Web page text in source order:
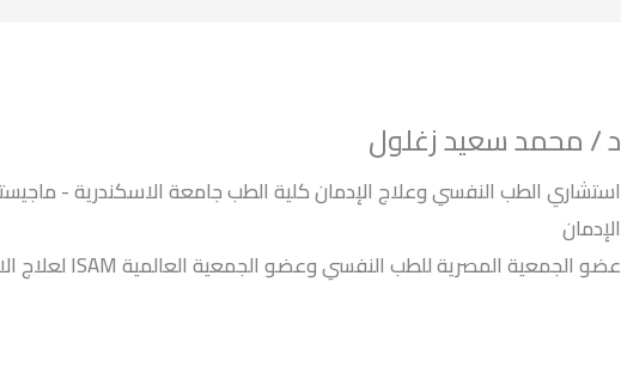
د / محمد سعيد زغلول
استشاري الطب النفسي وعلاج الإدمان كلية الطب جامعة الاسكندرية -
الإدمان
عضو الجمعية المصرية للطب النفسي وعضو الجمعية العالمية ISAM لعلاج الادمان.